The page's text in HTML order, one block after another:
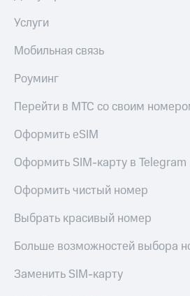
Услуги
Мобильная связь
Роуминг
Перейти в МТС со своим
Оформить eSIM
Оформить SIM-карту в Telegram
Оформить чистый номер
Выбрать красивый номер
Больше возможностей выбора
Заменить SIM-карту